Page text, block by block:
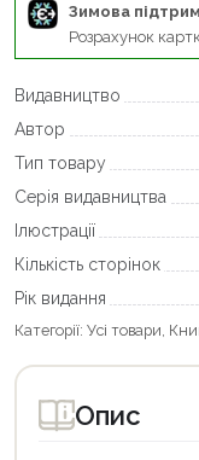
Зимова
Розрахунок
Видавництво
Автор
Тип товару
Серія видавництва
Ілюстрації
Кількість сторінок
Рік видання
Категорії: Усі товари,
Опис